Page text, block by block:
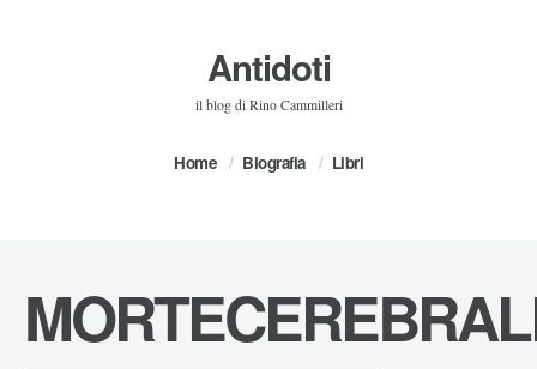
Antidoti
il blog di Rino Cammilleri
Home Biografia Libri